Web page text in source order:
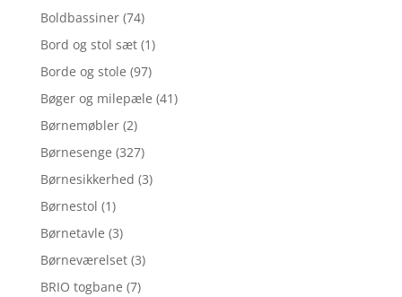
Boldbassiner (74)
Bord og stol sæt (1)
Borde og stole (97)
Bøger og milepæle (41)
Børnemøbler (2)
Børnesenge (327)
Børnesikkerhed (3)
Børnestol (1)
Børnetavle (3)
Børneværelset (3)
BRIO togbane (7)